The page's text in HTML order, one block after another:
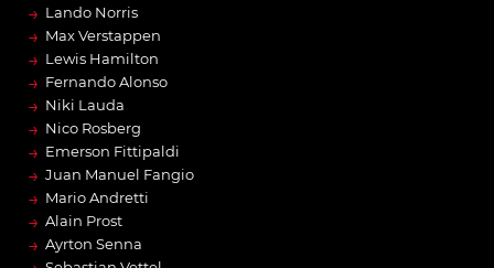
→ Lando Norris
→ Max Verstappen
→ Lewis Hamilton
→ Fernando Alonso
→ Niki Lauda
→ Nico Rosberg
→ Emerson Fittipaldi
→ Juan Manuel Fangio
→ Mario Andretti
→ Alain Prost
→ Ayrton Senna